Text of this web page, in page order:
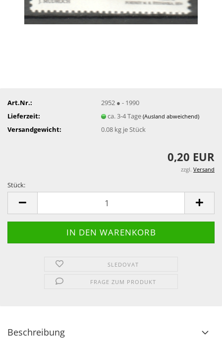
Art.Nr.:
2952 ● - 1990
Lieferzeit:
ca. 3-4 Tage(Ausland abweichend)
Versandgewicht: 0.08 kg je Stück
0,20 EUR
zzgl. Versand
Stück:
SLEDOVAT
FRAGE ZUM PRODUKT
Beschreibung